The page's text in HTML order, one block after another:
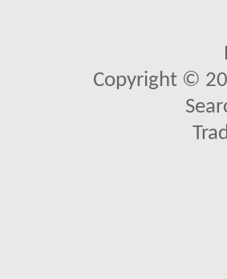
Copyright ©